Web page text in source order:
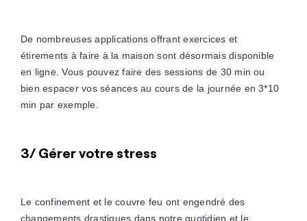
De nombreuses applications offrant exercices et
étirements à faire à la maison sont désormais disponible
en ligne. Vous pouvez faire des sessions de 30 min ou
bien espacer vos séances au cours de la journée en 3*10
min par exemple.
3/ Gérer votre stress
Le confinement et le couvre feu ont engendré des
changements drastiques dans notre quotidien et le